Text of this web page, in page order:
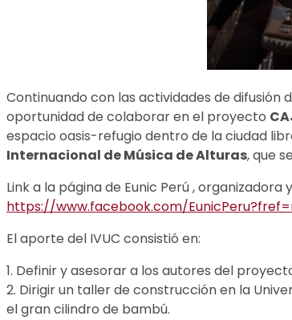
Continuando con las actividades de
oportunidad de colaborar en el proyecto
espacio oasis-refugio dentro de la ciudad
Internacional de Música de Alturas, que
Link a la página de Eunic Perú ,
https://www.facebook.com/
El aporte del IVUC consistió en:
1. Definir y asesorar a los autores del
2. Dirigir un taller de construcción en la
el gran cilindro de bambú.